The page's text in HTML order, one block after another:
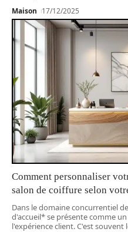
Maison 17/12/2025
Comment personnaliser
salon de coiffure selon
Dans le domaine concurrentiel
d'accueil* se présente comme
l'expérience client. C'est souvent